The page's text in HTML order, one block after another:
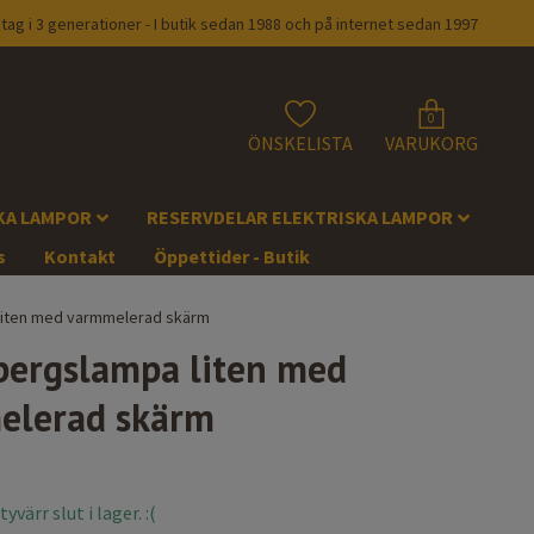
i 3 generationer - I butik sedan 1988 och på internet sedan 1997
ÖNSKELISTA
0
VARUKORG
LAMPOR
RESERVDELAR ELEKTRISKA LAMPOR
Kontakt Öppettider - Butik
med varmmelerad skärm
liten med
skärm
slut i lager. :(